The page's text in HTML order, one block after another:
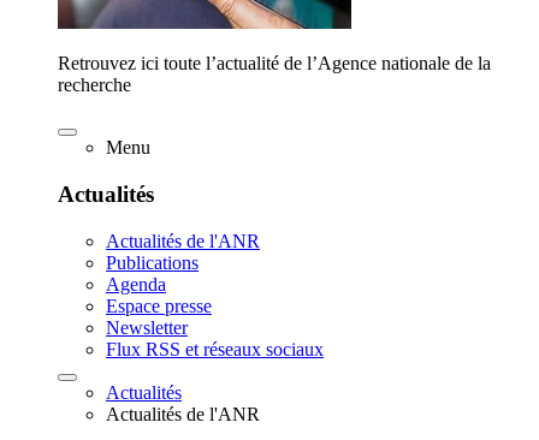
Retrouvez ici toute l’actualité de l’Agence nationale de la
recherche
Menu
Actualités
Actualités de l'ANR
Publications
Agenda
Espace presse
Newsletter
Flux RSS et réseaux sociaux
Actualités
Actualités de l'ANR